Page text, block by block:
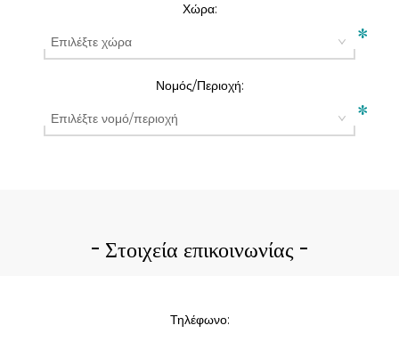
Χώρα:
*
Νομός/Περιοχή:
*
Στοιχεία επικοινωνίας
Τηλέφωνο: